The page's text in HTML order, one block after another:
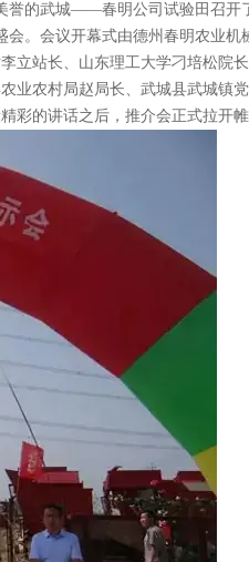
誉的武城——春明公司试验田召开
。会议开幕式由德州春明农业机
立站长、山东理工大学刁培松院
业农村局赵局长、武城县武城镇
彩的讲话之后，推介会正式拉开帷